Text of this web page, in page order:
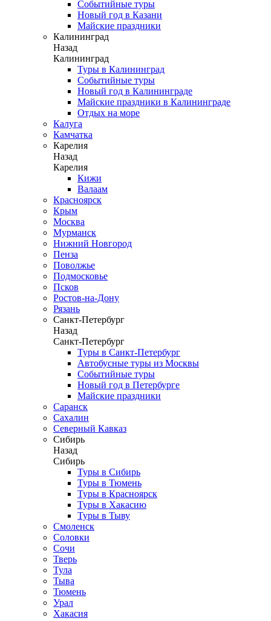
Событийные туры
Новый год в Казани
Майские праздники
Калининград
Назад
Калининград
Туры в Калининград
Событийные туры
Новый год в Калининграде
Майские праздники в Калининграде
Отдых на море
Калуга
Камчатка
Карелия
Назад
Карелия
Кижи
Валаам
Красноярск
Крым
Москва
Мурманск
Нижний Новгород
Пенза
Поволжье
Подмосковье
Псков
Ростов-на-Дону
Рязань
Санкт-Петербург
Назад
Санкт-Петербург
Туры в Санкт-Петербург
Автобусные туры из Москвы
Событийные туры
Новый год в Петербурге
Майские праздники
Саранск
Сахалин
Северный Кавказ
Сибирь
Назад
Сибирь
Туры в Сибирь
Туры в Тюмень
Туры в Красноярск
Туры в Хакасию
Туры в Тыву
Смоленск
Соловки
Сочи
Тверь
Тула
Тыва
Тюмень
Урал
Хакасия